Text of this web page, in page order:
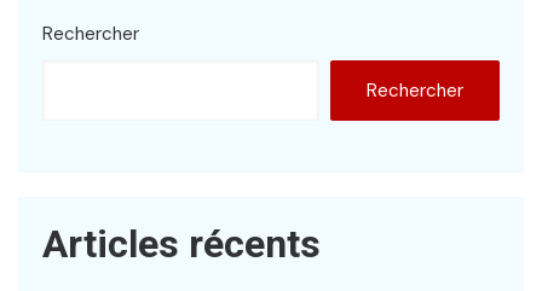
Rechercher
Rechercher
Articles récents